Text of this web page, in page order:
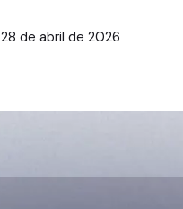
28 de abril de 2026